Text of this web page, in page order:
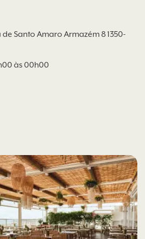
de Santo Amaro Armazém 8 1350-
às 00h00